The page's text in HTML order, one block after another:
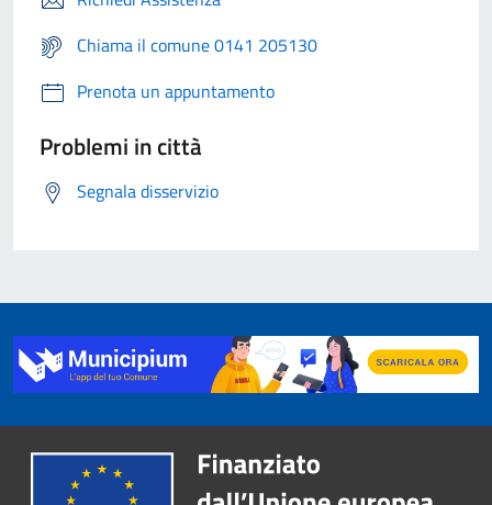
Chiama il comune 0141 205130
Prenota un appuntamento
Problemi in città
Segnala disservizio